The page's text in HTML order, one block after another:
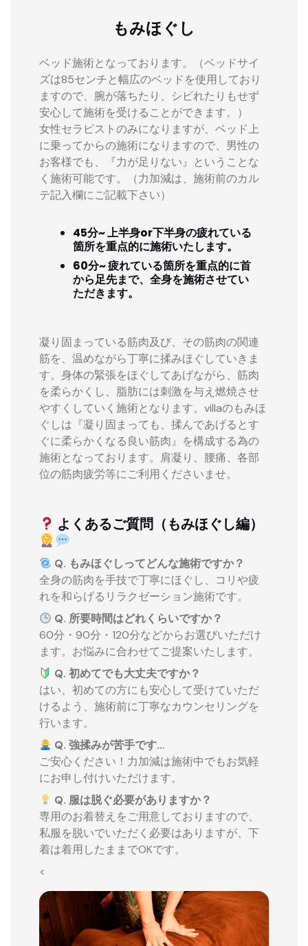
もみほぐし
ベッド施術となっております。（ベッドサイ
ズは85センチと幅広のベッドを使用しており
ますので、腕が落ちたり、シビれたりもせず
安心して施術を受けることができます。）
女性セラピストのみになりますが、ベッド上
に乗ってからの施術になりますので、男性の
お客様でも、『力が足りない』ということな
く施術可能です。（力加減は、施術前のカル
テ記入欄にご記載下さい）
45分~ 上半身or下半身の疲れている
箇所を重点的に施術いたします。
60分~ 疲れている箇所を重点的に首
から足先まで、全身を施術させてい
ただきます。
凝り固まっている筋肉及び、その筋肉の関連
筋を、温めながら丁寧に揉みほぐしていきま
す。身体の緊張をほぐしてあげながら、筋肉
を柔らかくし、脂肪には刺激を与え燃焼させ
やすくしていく施術となります。villaのもみほ
ぐしは『凝り固まっても、揉んであげるとす
ぐに柔らかくなる良い筋肉』を構成する為の
施術となっております。肩凝り、腰痛、各部
位の筋肉疲労等にご利用くださいませ。
よくあるご質問（もみほぐし編）
Q. もみほぐしってどんな施術ですか？
全身の筋肉を手技で丁寧にほぐし、コリや疲
れを和らげるリラクゼーション施術です。
Q. 所要時間はどれくらいですか？
60分・90分・120分などからお選びいただけ
ます。お悩みに合わせてご提案いたします。
Q. 初めてでも大丈夫ですか？
はい、初めての方にも安心して受けていただ
けるよう、施術前に丁寧なカウンセリングを
行います。
Q. 強揉みが苦手です…
ご安心ください！力加減は施術中でもお気軽
にお申し付けいただけます。
Q. 服は脱ぐ必要がありますか？
専用のお着替えをご用意しておりますので、
私服を脱いでいただく必要はありますが、下
着は着用したままでOKです。
<